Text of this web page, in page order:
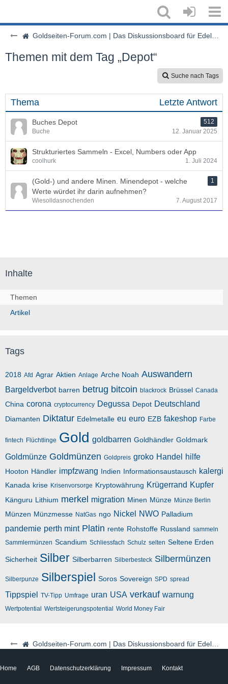
Goldseiten-Forum.com | Das Diskussionsboard für Edelmetalle & Rohstoffe
Goldseiten-Forum.com | Das Diskussionsboard für Edelmetalle & Rohstoffe
Themen mit dem Tag „Depot“
Suche nach Tags
Thema Letzte Antwort
Buches Depot
512
Buche
12. Januar 2025
Strukturiertes Sammeln - Excel, Numbers oder App
coolhurk 1. Juli 2024
(Gold-) und andere Minen. Minendepot - welche
Werte würdet ihr darin aufnehmen?
1
Wiesolldasnochenden 7. August 2017
Inhalte
Themen
Artikel
Tags
2018 Afd Agrar Aktien Anlage Arche Noah Auswandern
Bargeldverbot barren betrug bitcoin blackrock Brüssel Canada
China corona cryptocurrency Degussa Depot Deutschland
Diamanten Diktatur Edelmetalle eu euro EZB fakeshop Farbe
fintech Flüchtlinge Gold goldbarren Goldhändler Goldmark
Goldmünze Goldmünzen Goldpreis groko Handel hilfe
Hooton Händler impfzwang Indien Informationsaustausch kalergi
Kanada krise Krisenvorsorge Kryptowährung Krügerrand Kupfer
Känguru Lithium merkel migration Minen Münze Münze Berlin
Münzen Münzmesse NatGas ngo Nickel NWO Palladium
pandemie perth mint Platin rente Rohstoffe Russland sammeln
Sammlermünzen Scandium Schliessfach Schulz selten Seltene Erden
Sicherheit Silber Silberbarren Silberbesteck Silbermünzen
Silberpunze Silberspiel Soros Sovereign SPD spread
Tippspiel TV-Tipp Umfrage uran USA verkauf warnung
Wertpotential Wertsteigerungspotential World Money Fair
Home AGB Datenschutzerklärung Impressum Kontakt